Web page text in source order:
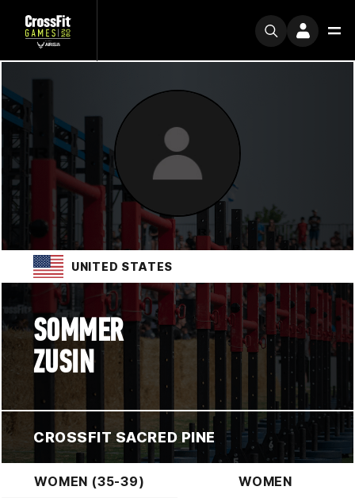
UNITED STATES
SOMMER
ZUSIN
CROSSFIT SACRED PINE
WOMEN (35-39) WOMEN